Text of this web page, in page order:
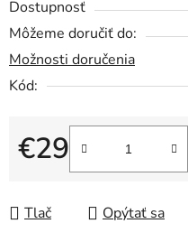
Dostupnosť
Môžeme doručiť do:
Možnosti doručenia
Kód:
€29
Jednotková cena:
Tlač Opýtať sa